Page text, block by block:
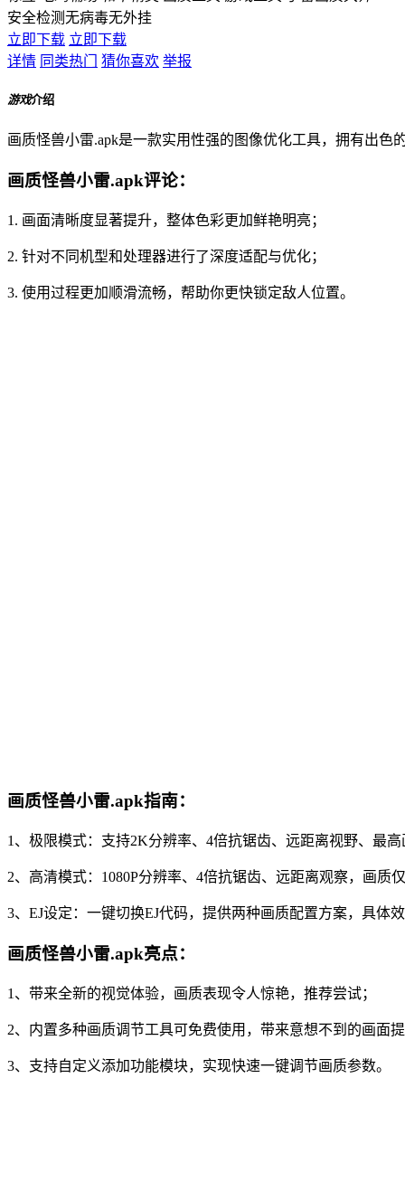
安全检测无病毒无外挂
立即下载 立即下载
详情 同类热门 猜你喜欢 举报
游戏介绍
画质怪兽小雷.apk是一款实用性强的图像优化工具，拥有出
画质怪兽小雷.apk评论：
1. 画面清晰度显著提升，整体色彩更加鲜艳明亮；
2. 针对不同机型和处理器进行了深度适配与优化；
3. 使用过程更加顺滑流畅，帮助你更快锁定敌人位置。
画质怪兽小雷.apk指南：
1、极限模式：支持2K分辨率、4倍抗锯齿、远距离视野、最
2、高清模式：1080P分辨率、4倍抗锯齿、远距离观察，画质
3、EJ设定：一键切换EJ代码，提供两种画质配置方案，具体
画质怪兽小雷.apk亮点：
1、带来全新的视觉体验，画质表现令人惊艳，推荐尝试；
2、内置多种画质调节工具可免费使用，带来意想不到的画面
3、支持自定义添加功能模块，实现快速一键调节画质参数。